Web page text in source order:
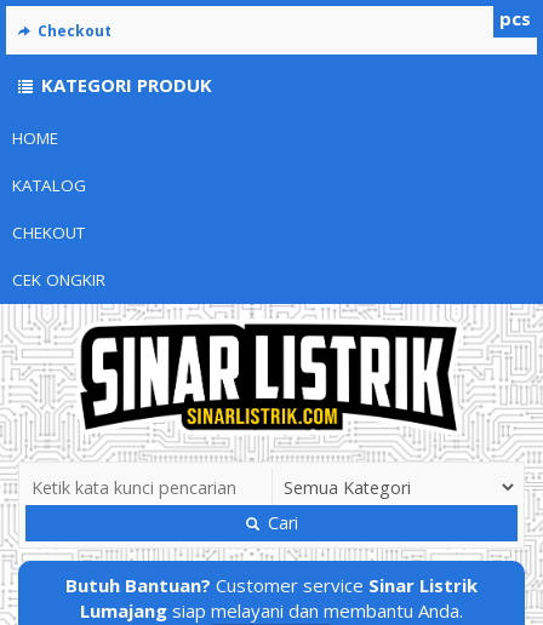
HOME
KATALOG
CHEKOUT
CEK ONGKIR
Cari
Butuh Bantuan? Customer service Sinar Listrik
Lumajang siap melayani dan membantu Anda.
pcs
Checkout
KATEGORI PRODUK